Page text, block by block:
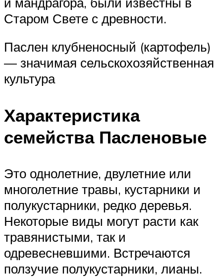
Старом Свете с древности.
Паслен клубненосный (картофель)
— значимая сельскохозяйственная
культура
Характеристика
семейства Пасленовые
Это однолетние, двулетние или
многолетние травы, кустарники и
полукустарники, редко деревья.
Некоторые виды могут расти как
травянистыми, так и
одревесневшими. Встречаются
ползучие полукустарники, лианы.